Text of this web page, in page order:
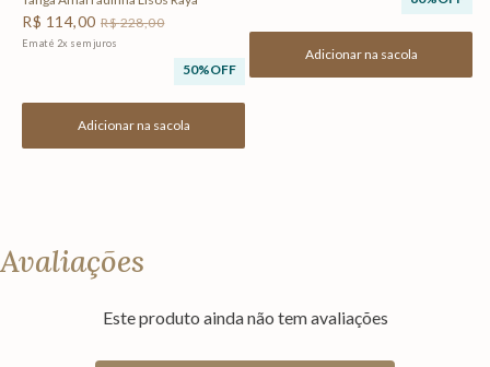
R$ 114,00 R$228,00
Em até 2x sem juros
50%OFF
Adicionar na sacola
Adicionar na sacola
Avaliações
Este produto ainda não tem avaliações